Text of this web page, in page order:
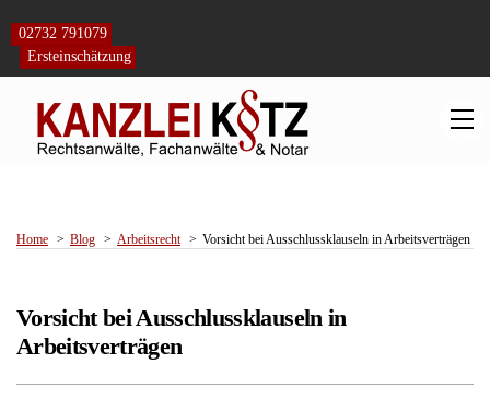
content
02732 791079
Ersteinschätzung
Home Blog Arbeitsrecht Vorsicht bei Ausschlussklauseln in Arbeitsverträgen
Vorsicht bei Ausschlussklauseln in
Arbeitsverträgen